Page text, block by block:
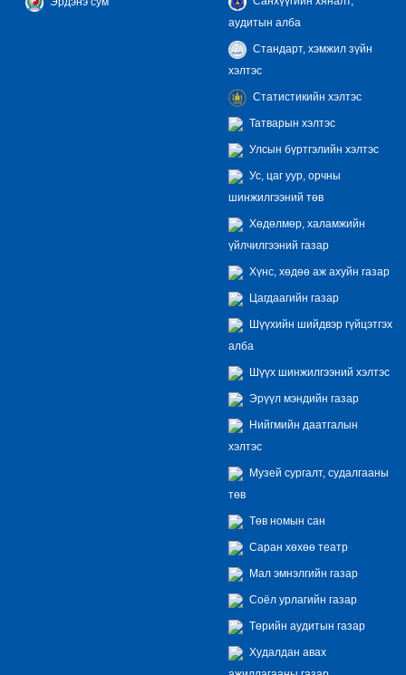
аудитын алба
Стандарт, хэмжил зүйн
хэлтэс
Статистикийн хэлтэс
Татварын хэлтэс
Улсын бүртгэлийн хэлтэс
Ус, цаг уур, орчны
шинжилгээний төв
Хөдөлмөр, халамжийн
үйлчилгээний газар
Хүнс, хөдөө аж ахуйн газар
Цагдаагийн газар
Шүүхийн шийдвэр гүйцэтгэх
алба
Шүүх шинжилгээний хэлтэс
Эрүүл мэндийн газар
Нийгмийн даатгалын
хэлтэс
Музей сургалт, судалгааны
төв
Төв номын сан
Саран хөхөө театр
Мал эмнэлгийн газар
Соёл урлагийн газар
Төрийн аудитын газар
Худалдан авах